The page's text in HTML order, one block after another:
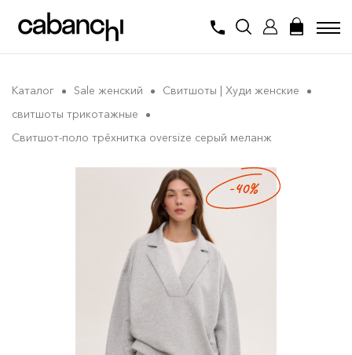
Каталог Sale женский
Свитшоты | Худи женские
свитшоты трикотажные
Свитшот-поло трёхнитка oversize серый меланж
-40%